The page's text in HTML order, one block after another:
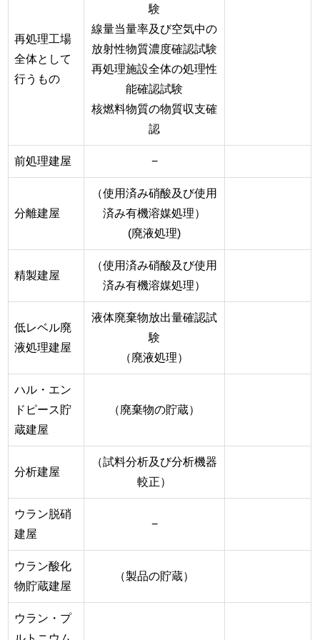
再処理工場
全体として
行うもの
験
線量当量率及び空気中の
放射性物質濃度確認試験
再処理施設全体の処理性
能確認試験
核燃料物質の物質収支確
認
前処理建屋 −
分離建屋
（使用済み硝酸及び使用
済み有機溶媒処理）
(廃液処理)
精製建屋
（使用済み硝酸及び使用
済み有機溶媒処理）
低レベル廃
液処理建屋
液体廃棄物放出量確認試
験
（廃液処理）
ハル・エン
ドピース貯
蔵建屋
（廃棄物の貯蔵）
分析建屋
（試料分析及び分析機器
較正）
ウラン脱硝
建屋
−
ウラン酸化
物貯蔵建屋
（製品の貯蔵）
ウラン・プ